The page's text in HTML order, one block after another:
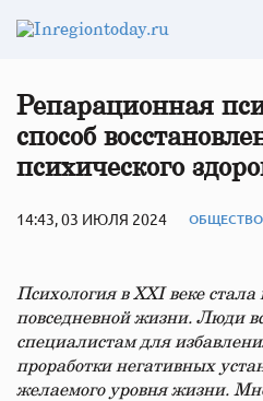
Репарационная
способ
психического
14:43, 03 ИЮЛЯ 2024 ОБЩЕСТВО
Психология в XXI веке
повседневной жизни. Люди
специалистам для
проработки негативных
желаемого уровня жизни.